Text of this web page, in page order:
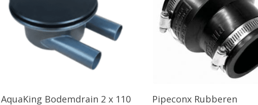
Toevoegen Aan Winkelwagen
AquaKing Bodemdrain 2 x 110
Toevoegen Aan
Pipeconx Rubberen